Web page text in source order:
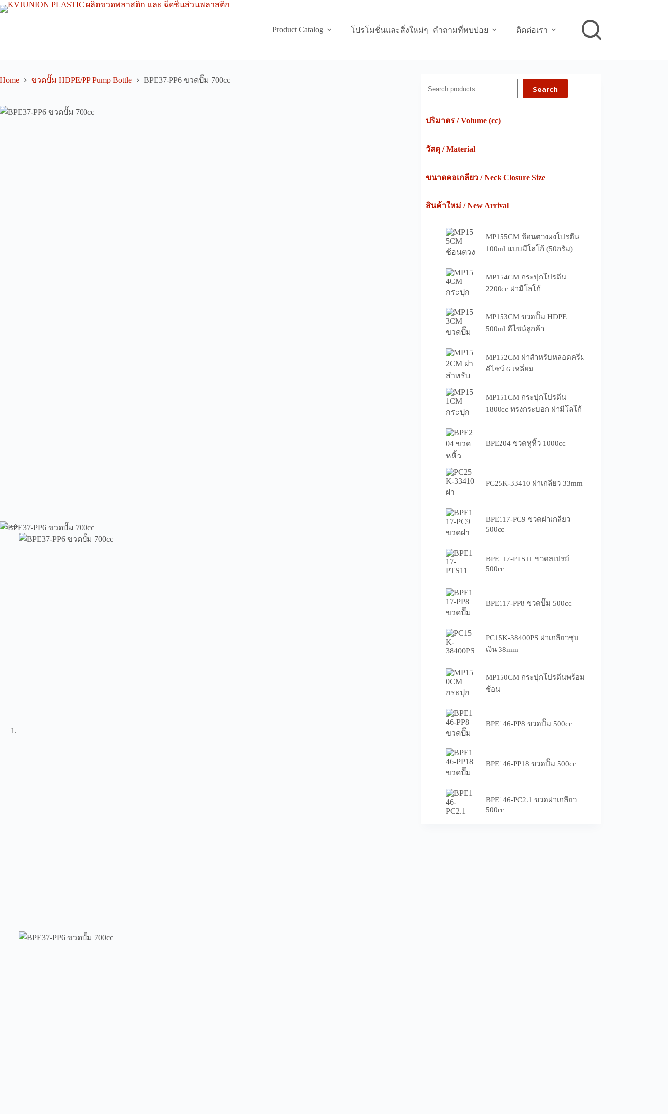
Skip
to
Product Catalog
โปรโมชั่นและสิ่งใหม่ๆ คำถามที่พบบ่อย ติดต่อเรา
Home ขวดปั๊ม HDPE/PP Pump Bottle BPE37-PP6 ขวดปั๊ม 700cc
Search
ปริมาตร / Volume (cc)
วัสดุ / Material
ขนาดคอเกลียว / Neck Closure Size
สินค้าใหม่ / New Arrival
MP155CM ช้อนตวงผงโปรตีน
100ml แบบมีโลโก้ (50กรัม)
MP154CM กระปุกโปรตีน
2200cc ฝามีโลโก้
MP153CM ขวดปั๊ม HDPE
500ml ดีไซน์ลูกค้า
MP152CM ฝาสำหรับหลอดครีม
ดีไซน์ 6 เหลี่ยม
MP151CM กระปุกโปรตีน
1800cc ทรงกระบอก ฝามีโลโก้
BPE204 ขวดหูหิ้ว 1000cc
PC25K-33410 ฝาเกลียว 33mm
BPE117-PC9 ขวดฝาเกลียว
500cc
BPE117-PTS11 ขวดสเปรย์
500cc
BPE117-PP8 ขวดปั๊ม 500cc
PC15K-38400PS ฝาเกลียวชุบ
เงิน 38mm
MP150CM กระปุกโปรตีนพร้อม
ช้อน
BPE146-PP8 ขวดปั๊ม 500cc
BPE146-PP18 ขวดปั๊ม 500cc
BPE146-PC2.1 ขวดฝาเกลียว
500cc